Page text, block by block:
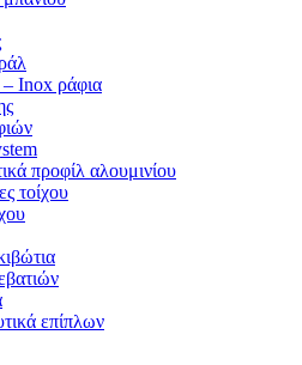
– Inox ράφια
προφίλ αλουμινίου
τοίχου
επίπλων